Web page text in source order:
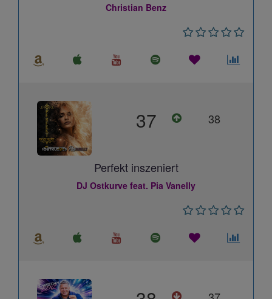
Christian Benz
37 38
Perfekt inszeniert
DJ Ostkurve feat. Pia Vanelly